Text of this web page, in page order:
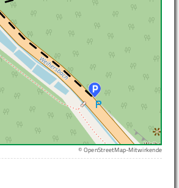
© OpenStreetMap-Mitwirkende